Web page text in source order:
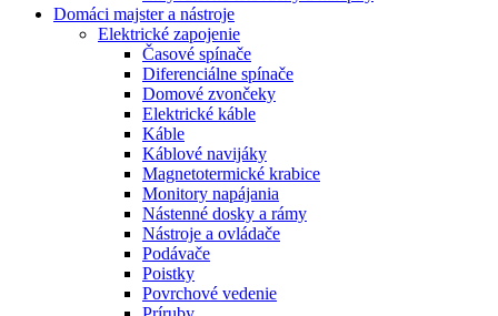
Domáci majster a nástroje
Elektrické zapojenie
Časové spínače
Diferenciálne spínače
Domové zvončeky
Elektrické káble
Káble
Káblové navijáky
Magnetotermické krabice
Monitory napájania
Nástenné dosky a rámy
Nástroje a ovládače
Podávače
Poistky
Povrchové vedenie